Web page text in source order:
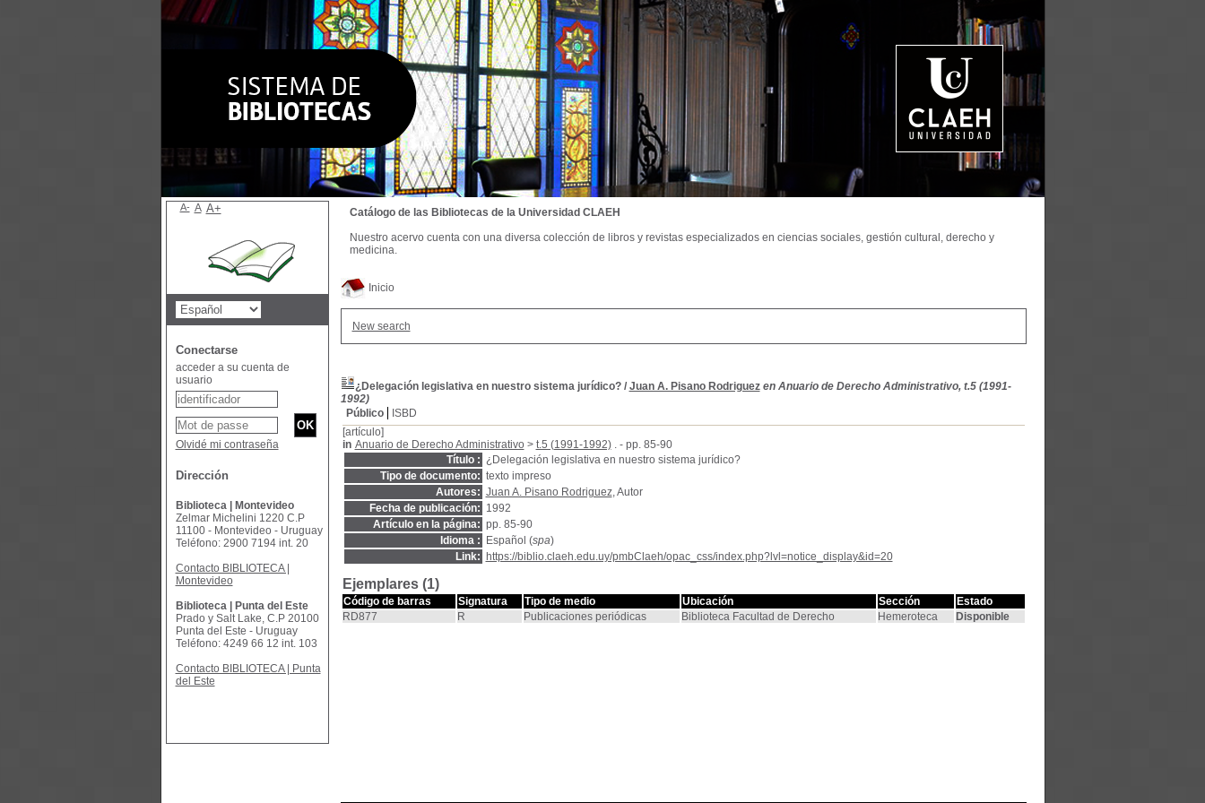
Inicio
New search
¿Delegación legislativa en nuestro sistema jurídico?/ Juan A. Pisano Rodriguez en Anuario de Derecho Administrativo, t.5 (1991-
1992)
Público
ISBD
[artículo]
in Anuario de Derecho Administrativo> t.5 (1991-1992). - pp. 85-90
Título : ¿Delegación legislativa en nuestro sistema jurídico?
Tipo de documento: texto impreso
Autores: Juan A. Pisano Rodriguez, Autor
Fecha de publicación: 1992
Artículo en la página: pp. 85-90
Idioma :
Español (spa)
Link:
https://biblio.claeh.edu.uy/pmbClaeh/opac_css/index.php?lvl=notice_display&id=20
Ejemplares (1)
Código de barras Signatura Tipo de medio Ubicación Sección
Estado
RD877
R Publicaciones periódicas Biblioteca Facultad de Derecho Hemeroteca Disponible
Catálogo de las Bibliotecas de la Universidad CLAEH
Nuestro acervo cuenta con una diversa colección de libros y revistas especializados en ciencias sociales, gestión cultural, derecho y
medicina.
A- A A+
Conectarse
acceder a su cuenta de
usuario
Olvidé mi contraseña
Dirección
Biblioteca | Montevideo
Zelmar Michelini 1220 C.P
11100 - Montevideo - Uruguay
Teléfono: 2900 7194 int. 20
Contacto BIBLIOTECA |
Montevideo
Biblioteca | Punta del Este
Prado y Salt Lake, C.P 20100
Punta del Este - Uruguay
Teléfono: 4249 66 12 int. 103
Contacto BIBLIOTECA | Punta
del Este